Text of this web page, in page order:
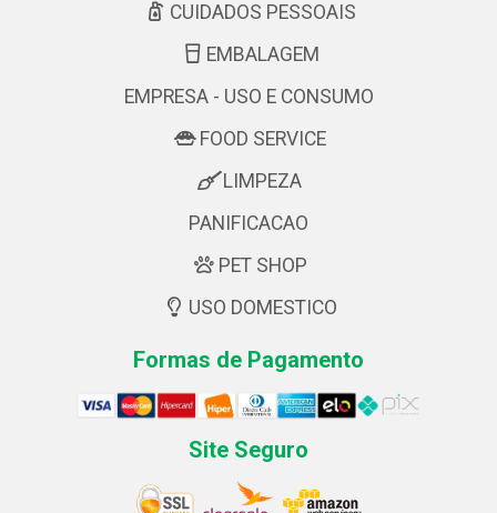
CUIDADOS PESSOAIS
EMBALAGEM
EMPRESA - USO E CONSUMO
FOOD SERVICE
LIMPEZA
PANIFICACAO
PET SHOP
USO DOMESTICO
Formas de Pagamento
Site Seguro